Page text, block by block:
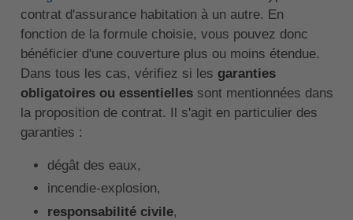
contrat d'assurance habitation à un autre. En
fonction de la formule choisie, vous pouvez donc
bénéficier d'une couverture plus ou moins étendue.
Dans tous les cas, vérifiez si les garanties
obligatoires ou essentiellessont mentionnées dans
la proposition de contrat. Il s'agit en particulier des
garanties :
dégât des eaux,
incendie-explosion,
responsabilité civile,